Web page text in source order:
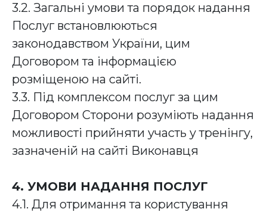
3.2. Загальні умови та порядок надання
Послуг встановлюються
законодавством України, цим
Договором та інформацією
розміщеною на сайті.
3.3. Під комплексом послуг за цим
Договором Сторони розуміють надання
можливості прийняти участь у тренінгу,
зазначеній на сайті Виконавця
4. УМОВИ НАДАННЯ ПОСЛУГ
4.1. Для отримання та користування